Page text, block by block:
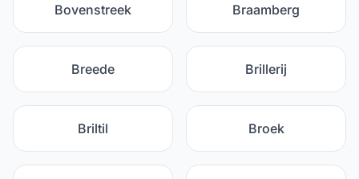
Bovenstreek Braamberg
Breede Brillerij
Briltil Broek